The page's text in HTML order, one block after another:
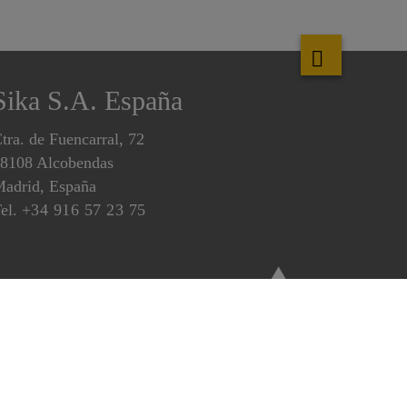
S.A. España
de Fuencarral, 72
Alcobendas
España
+34 916 57 23 75